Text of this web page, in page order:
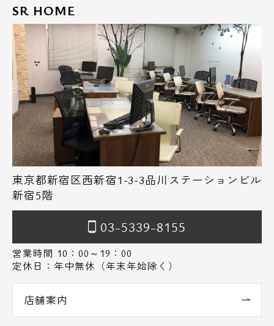
SR HOME
東京都新宿区西新宿1-3-3品川ステーションビル
新宿5階
03-5339-8155
営業時間 10：00～19：00
定休日：年中無休（年末年始除く）
店舗案内